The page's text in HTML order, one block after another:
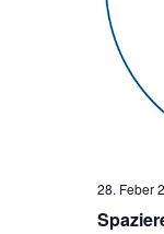
28. Feber